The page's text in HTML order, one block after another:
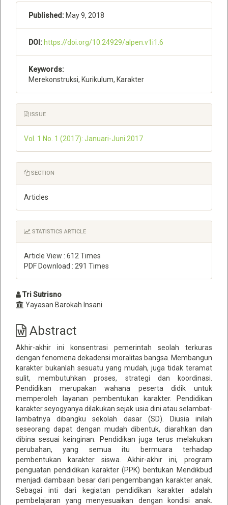
Published: May 9, 2018
DOI: https://doi.org/10.24929/alpen.v1i1.6
Keywords:
Merekonstruksi, Kurikulum, Karakter
ISSUE
Vol. 1 No. 1 (2017): Januari-Juni 2017
SECTION
Articles
STATISTICS ARTICLE
Article View : 612 Times
PDF Download : 291 Times
Main
Article
Content
Tri Sutrisno
Yayasan Barokah Insani
Abstract
Akhir-akhir ini konsentrasi pemerintah seolah terkuras
dengan fenomena dekadensi moralitas bangsa. Membangun
karakter bukanlah sesuatu yang mudah, juga tidak teramat
sulit, membutuhkan proses, strategi dan koordinasi.
Pendidikan merupakan wahana peserta didik untuk
memperoleh layanan pembentukan karakter. Pendidikan
karakter seyogyanya dilakukan sejak usia dini atau selambat-
lambatnya dibangku sekolah dasar (SD). Diusia inilah
seseorang dapat dengan mudah dibentuk, diarahkan dan
dibina sesuai keinginan. Pendidikan juga terus melakukan
perubahan, yang semua itu bermuara terhadap
pembentukan karakter siswa. Akhir-akhir ini, program
penguatan pendidikan karakter (PPK) bentukan Mendikbud
menjadi dambaan besar dari pengembangan karakter anak.
Sebagai inti dari kegiatan pendidikan karakter adalah
pembelajaran yang menyesuaikan dengan kondisi anak.